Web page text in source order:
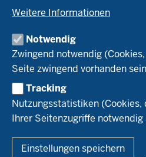
Weitere Informationen
Notwendig
Zwingend notwendig
Seite zwingend vorhanden
Tracking
Nutzungsstatistiken (Cookies,
Ihrer Seitenzugriffe notwendig
Einstellungen speichern
Umstellung
Recht
Bioland
Naturland
Leitbetriebe Ökologischer Landbau
Versuchsbetriebe
WRRL-Modellbetriebe
Kontakte Versuchswesen
Aktuelles
Arbeitsschwerpunkte
Material & Kontakt
Ökoschule in Kleve
Ausbildungsbetriebe
Berufsausbildung
Forschung
Projekte Ökoteam
Forschungsergebnisse
Service
Kontakt
Newsletter
Fußzeile
Impressum Datenschutzerklärung